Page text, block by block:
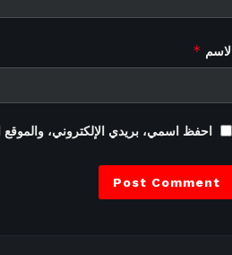
الاسم *
احفظ اسمي، بريدي الإلكتروني، والموقع